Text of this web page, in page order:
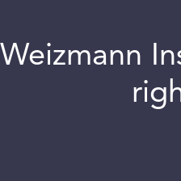
Weizmann